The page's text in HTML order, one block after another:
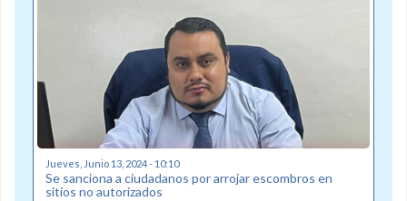
Jueves, Junio 13, 2024 - 10:10
Se sanciona a ciudadanos por arrojar escombros en
sitios no autorizados